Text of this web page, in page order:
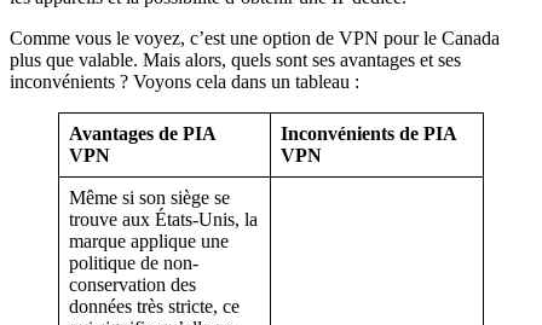
Comme vous le voyez, c’est une option de VPN pour le Canada
plus que valable. Mais alors, quels sont ses avantages et ses
inconvénients ? Voyons cela dans un tableau :
Avantages de PIA
VPN
Inconvénients de PIA
VPN
Même si son siège se
trouve aux États-Unis, la
marque applique une
politique de non-
conservation des
données très stricte, ce